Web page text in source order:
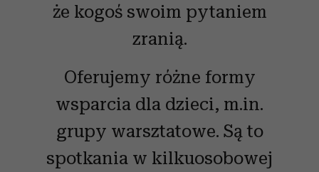
że kogoś swoim pytaniem
zranią.
Oferujemy różne formy
wsparcia dla dzieci, m.in.
grupy warsztatowe. Są to
spotkania w kilkuosobowej